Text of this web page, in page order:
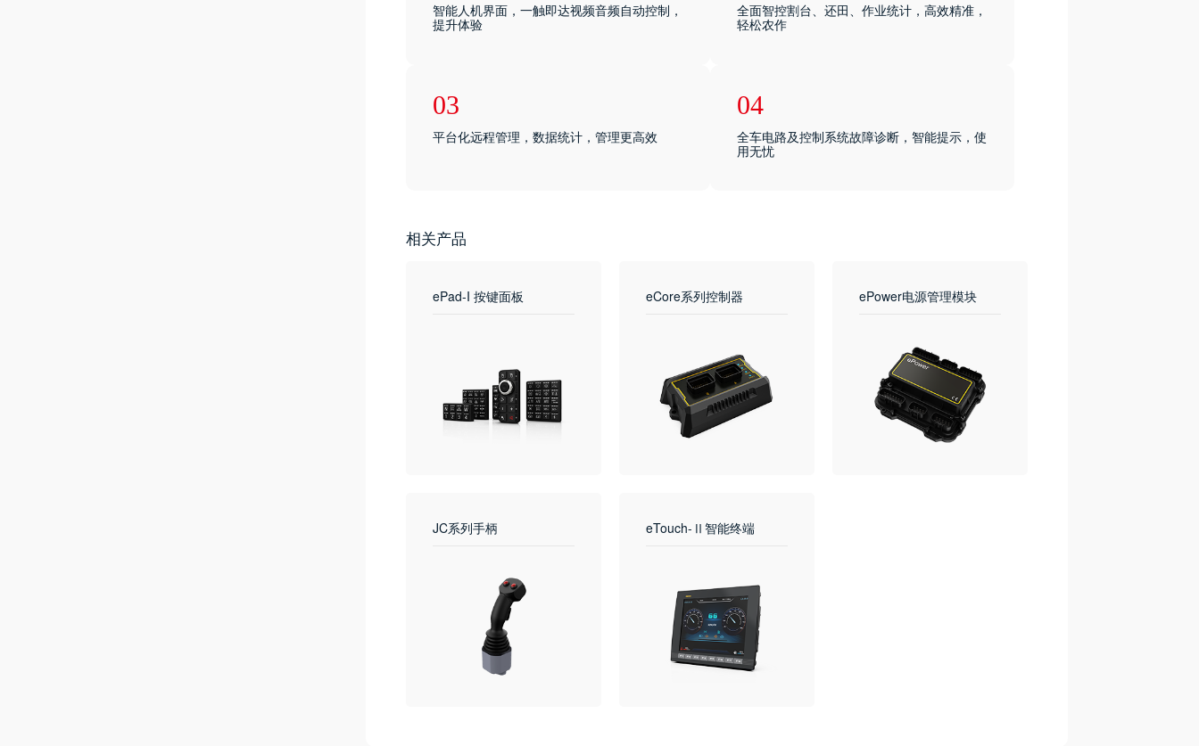
智能人机界面，一触即达视频音频自动控制，
提升体验
全面智控割台、还田、作业统计，高效精准，
轻松农作
03
平台化远程管理，数据统计，管理更高效
04
全车电路及控制系统故障诊断，智能提示，使
用无忧
相关产品
ePad-I 按键面板 eCore系列控制器 ePower电源管理模块
JC系列手柄 eTouch-Ⅱ智能终端